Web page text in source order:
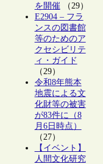
を開催（29）
E2904 – フラ
ンスの図書館
等のためのア
クセシビリテ
ィ・ガイド
（29）
令和8年熊本
地震による文
化財等の被害
が83件に（8
月6日時点）
（27）
【イベント】
人間文化研究